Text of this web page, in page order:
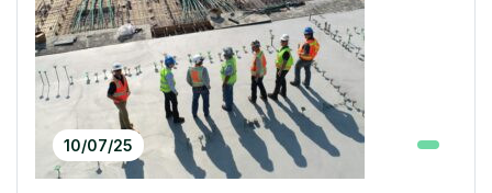
10/07/25